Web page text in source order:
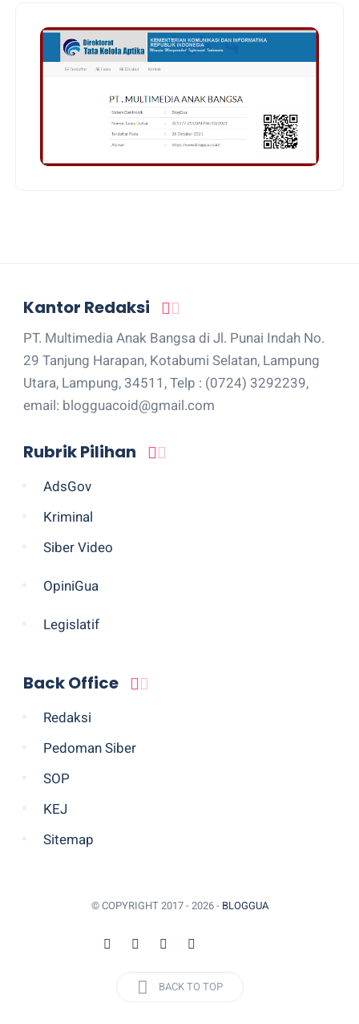
Kantor Redaksi
PT. Multimedia Anak Bangsa di Jl. Punai Indah No.
29 Tanjung Harapan, Kotabumi Selatan, Lampung
Utara, Lampung, 34511, Telp : (0724) 3292239,
email: blogguacoid@gmail.com
Rubrik Pilihan
AdsGov
Kriminal
Siber Video
OpiniGua
Legislatif
Back Office
Redaksi
Pedoman Siber
SOP
KEJ
Sitemap
© COPYRIGHT 2017 - 2026 - BLOGGUA
BACK TO TOP